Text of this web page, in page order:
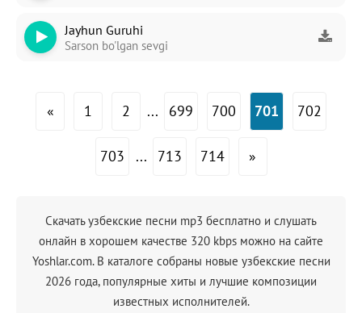
Jayhun Guruhi
Sarson bo'lgan sevgi
« 1 2 ... 699 700 701 702
703 ... 713 714 »
Скачать узбекские песни mp3 бесплатно и слушать
онлайн в хорошем качестве 320 kbps можно на сайте
Yoshlar.com. В каталоге собраны новые узбекские песни
2026 года, популярные хиты и лучшие композиции
известных исполнителей.